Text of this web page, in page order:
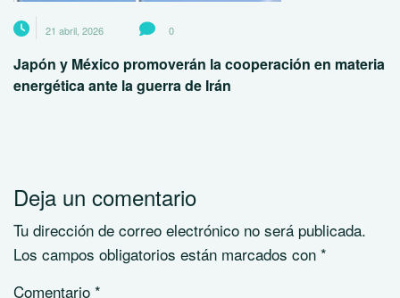
21 abril, 2026 0
Japón y México promoverán la cooperación en materia
energética ante la guerra de Irán
Deja un comentario
Tu dirección de correo electrónico no será publicada.
Los campos obligatorios están marcados con *
Comentario *